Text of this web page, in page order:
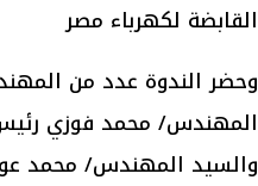
القابضة لكهرباء مصر
وحضر الندوة عدد من
المهندس/ محمد فوزي
والسيد المهندس/ محمد